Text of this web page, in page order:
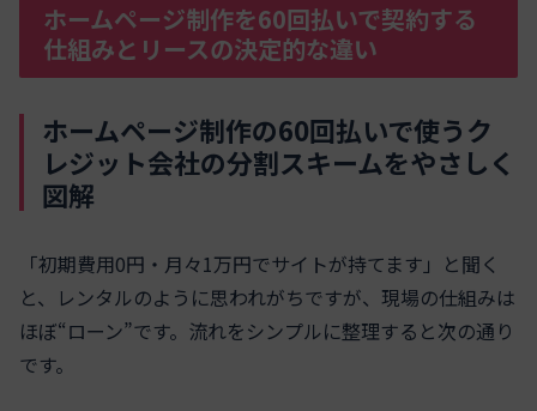
ホームページ制作を60回払いで契約する
仕組みとリースの決定的な違い
ホームページ制作の60回払いで使うク
レジット会社の分割スキームをやさしく
図解
「初期費用0円・月々1万円でサイトが持てます」と聞く
と、レンタルのように思われがちですが、現場の仕組みは
ほぼ“ローン”です。流れをシンプルに整理すると次の通り
です。